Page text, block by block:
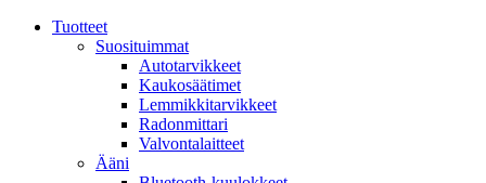
Tuotteet
Suosituimmat
Autotarvikkeet
Kaukosäätimet
Lemmikkitarvikkeet
Radonmittari
Valvontalaitteet
Ääni